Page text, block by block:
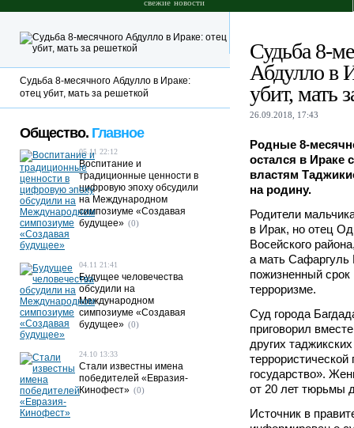
свежие новости
Судьба 8-
Абдулло в
убит, мать
26.09.2018, 17:43
Родные 8-
остался в Ираке
властям
на родину.
Родители
в Ирак, но отец
Восейского
а мать Сафаргуль
пожизненный
терроризме.
Суд города
приговорил
других
государство».
от 20 лет тюрьмы
Источник в
Судьба 8-месячного Абдулло в Ираке:
отец убит, мать за решеткой
Общество. Главное
05.11 22:12
Воспитание и
традиционные ценности в
цифровую эпоху обсудили
на Международном
симпозиуме «Создавая
будущее» (0)
04.11 21:41
Будущее человечества
обсудили на
Международном
симпозиуме «Создавая
будущее» (0)
24.10 13:33
Стали известны имена
победителей «Евразия-
Кинофест» (0)